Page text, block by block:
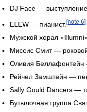
DJ Face —
ELEW — пианист. [note 6]
Мужской хорал
Миссис Смит — роковой
Оливия Беллафонтейн
Рейчел Замштейн —
Sally Gould Dancers —
Бутылочная группа